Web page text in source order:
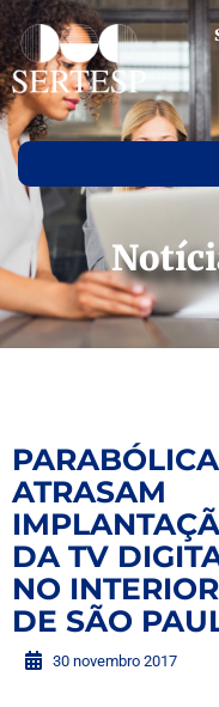
ATRASAM
DA TV
NO INTERIOR
DE SÃO
30 novembro 2017